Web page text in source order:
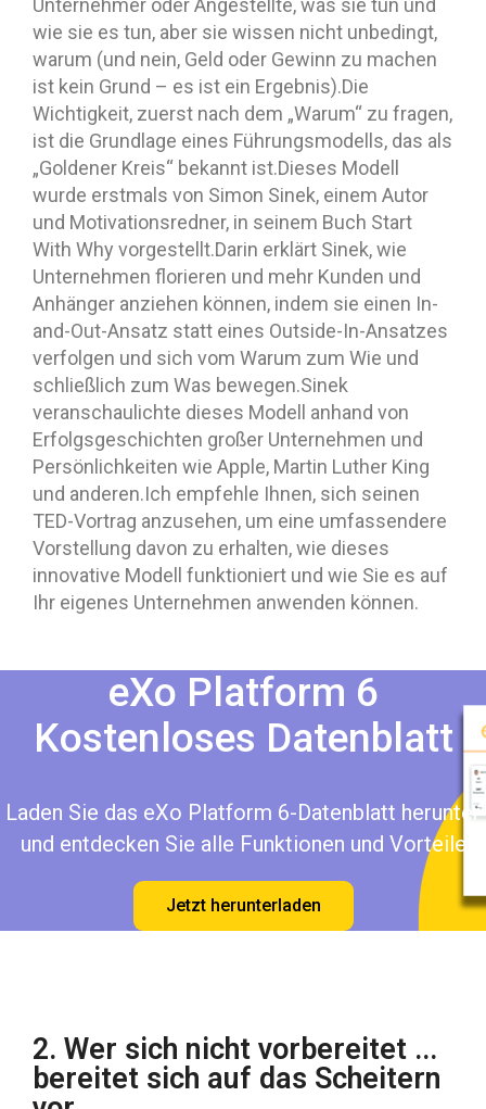
Unternehmer oder Angestellte, was sie tun und
wie sie es tun, aber sie wissen nicht unbedingt,
warum (und nein, Geld oder Gewinn zu machen
ist kein Grund – es ist ein Ergebnis).Die
Wichtigkeit, zuerst nach dem „Warum“ zu fragen,
ist die Grundlage eines Führungsmodells, das als
„Goldener Kreis“ bekannt ist.Dieses Modell
wurde erstmals von Simon Sinek, einem Autor
und Motivationsredner, in seinem Buch Start
With Why vorgestellt.Darin erklärt Sinek, wie
Unternehmen florieren und mehr Kunden und
Anhänger anziehen können, indem sie einen In-
and-Out-Ansatz statt eines Outside-In-Ansatzes
verfolgen und sich vom Warum zum Wie und
schließlich zum Was bewegen.Sinek
veranschaulichte dieses Modell anhand von
Erfolgsgeschichten großer Unternehmen und
Persönlichkeiten wie Apple, Martin Luther King
und anderen.Ich empfehle Ihnen, sich seinen
TED-Vortrag anzusehen, um eine umfassendere
Vorstellung davon zu erhalten, wie dieses
innovative Modell funktioniert und wie Sie es auf
Ihr eigenes Unternehmen anwenden können.
eXo Platform 6
Kostenloses Datenblatt
Laden Sie das eXo Platform 6-Datenblatt herunter
und entdecken Sie alle Funktionen und Vorteile
Jetzt herunterladen
2. Wer sich nicht vorbereitet ...
bereitet sich auf das Scheitern